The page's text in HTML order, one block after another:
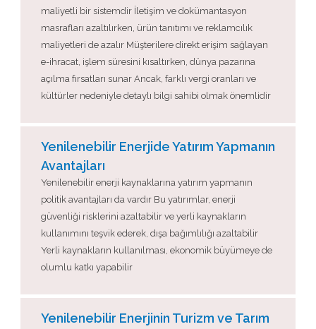
maliyetli bir sistemdir İletişim ve dokümantasyon
masrafları azaltılırken, ürün tanıtımı ve reklamcılık
maliyetleri de azalır Müşterilere direkt erişim sağlayan
e-ihracat, işlem süresini kısaltırken, dünya pazarına
açılma fırsatları sunar Ancak, farklı vergi oranları ve
kültürler nedeniyle detaylı bilgi sahibi olmak önemlidir
Yenilenebilir Enerjide Yatırım Yapmanın
Avantajları
Yenilenebilir enerji kaynaklarına yatırım yapmanın
politik avantajları da vardır Bu yatırımlar, enerji
güvenliği risklerini azaltabilir ve yerli kaynakların
kullanımını teşvik ederek, dışa bağımlılığı azaltabilir
Yerli kaynakların kullanılması, ekonomik büyümeye de
olumlu katkı yapabilir
Yenilenebilir Enerjinin Turizm ve Tarım